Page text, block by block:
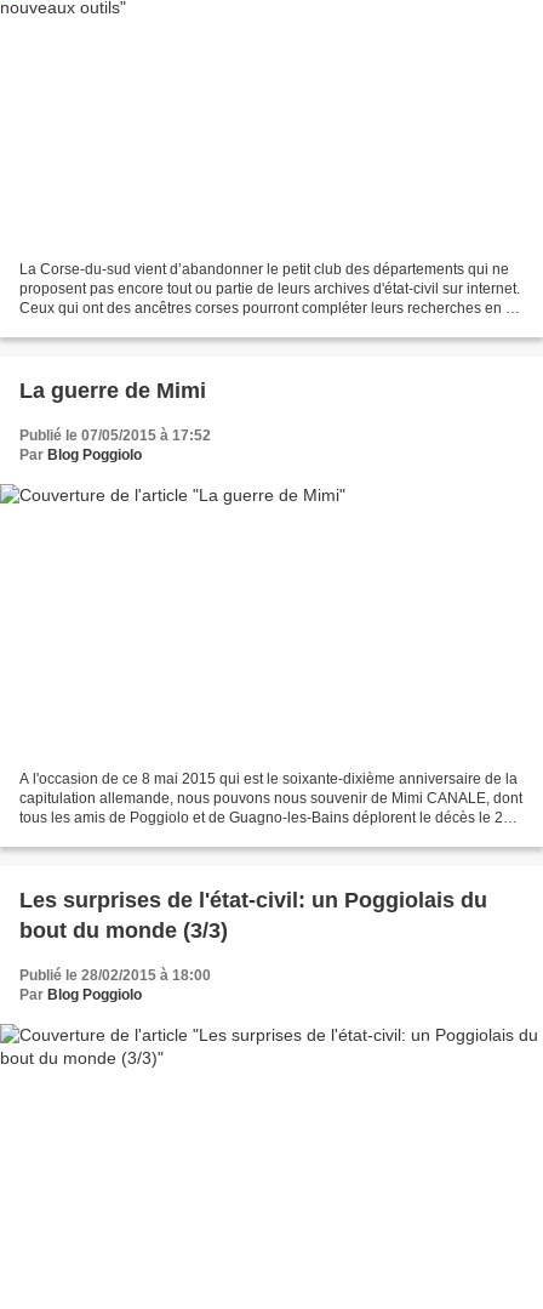
La Corse-du-sud vient d’abandonner le petit club des départements qui ne
proposent pas encore tout ou partie de leurs archives d'état-civil sur internet.
Ceux qui ont des ancêtres corses pourront compléter leurs recherches en se
La guerre de Mimi
Publié le 07/05/2015 à 17:52
Par Blog Poggiolo
A l'occasion de ce 8 mai 2015 qui est le soixante-dixième anniversaire de la
capitulation allemande, nous pouvons nous souvenir de Mimi CANALE, dont
tous les amis de Poggiolo et de Guagno-les-Bains déplorent le décès le 28
Les surprises de l'état-civil: un Poggiolais du
bout du monde (3/3)
Publié le 28/02/2015 à 18:00
Par Blog Poggiolo